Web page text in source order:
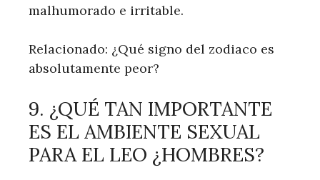
malhumorado e irritable.
Relacionado: ¿Qué signo del zodiaco es
absolutamente peor?
9. ¿QUÉ TAN IMPORTANTE
ES EL AMBIENTE SEXUAL
PARA EL LEO ¿HOMBRES?